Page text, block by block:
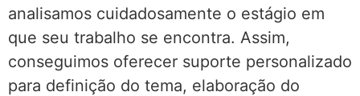
analisamos cuidadosamente o estágio em
que seu trabalho se encontra. Assim,
conseguimos oferecer suporte personalizado
para definição do tema, elaboração do